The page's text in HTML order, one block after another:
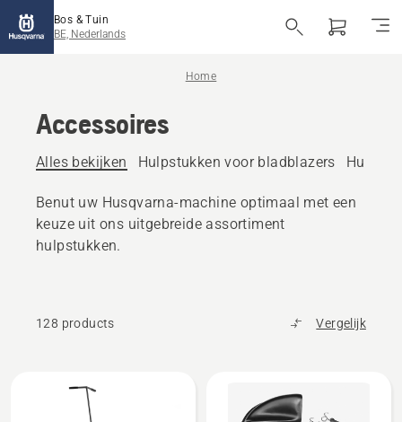
Bos & Tuin
BE, Nederlands
Home
Accessoires
Alles bekijken Hulpstukken voor bladblazers
Benut uw Husqvarna-machine optimaal met een
keuze uit ons uitgebreide assortiment
hulpstukken.
128 products Vergelijk
producten